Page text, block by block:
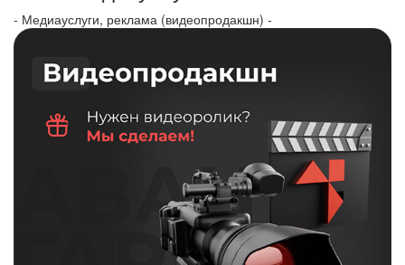
- Медиауслуги, реклама (видеопродакшн) -